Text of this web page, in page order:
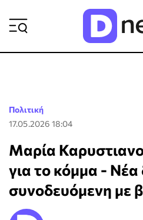
Πολιτική
17.05.2026 18:04
Μαρία
για το κόμμα -
συνοδευόμενη με